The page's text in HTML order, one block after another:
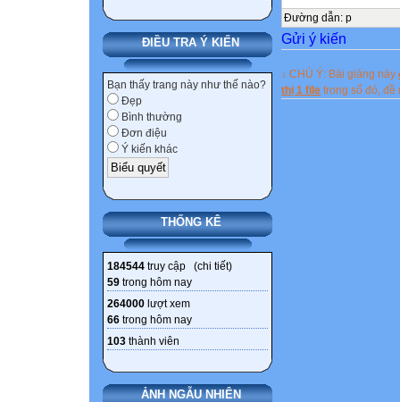
ĐIỀU TRA Ý KIẾN
Bạn thấy trang này như thế nào?
Đẹp
Bình thường
Đơn điệu
Ý kiến khác
THỐNG KÊ
184544 truy cập (chi tiết)
59 trong hôm nay
264000 lượt xem
66 trong hôm nay
103 thành viên
ẢNH NGẪU NHIÊN
(Mẫu báo cáo
___________
Tên tập thể đề
(Ghi đầy đủ
Đường dẫn: p
Gửi ý kiến
↓ CHÚ Ý: Bài giảng này
thị 1 file trong số đó, đề